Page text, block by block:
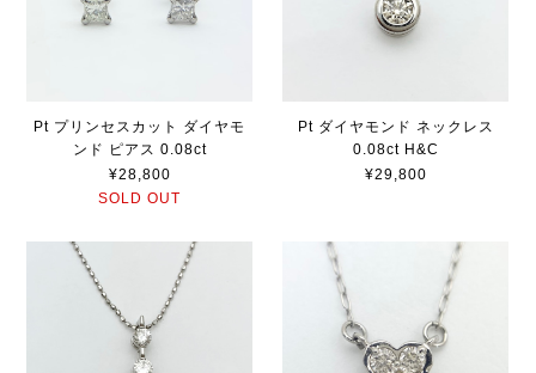
Pt プリンセスカット ダイヤモ
ンド ピアス 0.08ct
¥28,800
SOLD OUT
Pt ダイヤモンド ネックレス
0.08ct H&C
¥29,800